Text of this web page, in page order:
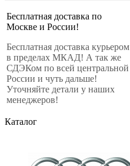
Бесплатная доставка по
Москве и России!
Бесплатная доставка курьером
в пределах МКАД! А так же
СДЭКом по всей центральной
России и чуть дальше!
Уточняйте детали у наших
менеджеров!
Каталог